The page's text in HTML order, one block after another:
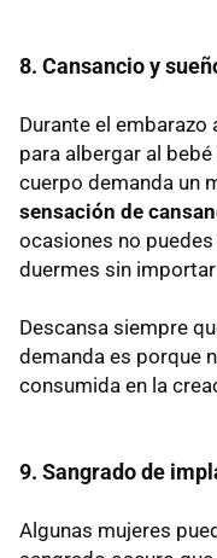
8. Cansancio y
Durante el embarazo
para albergar al
cuerpo demanda un
sensación de
ocasiones no
duermes sin
Descansa siempre
demanda es porque
consumida en la
9. Sangrado de
Algunas mujeres